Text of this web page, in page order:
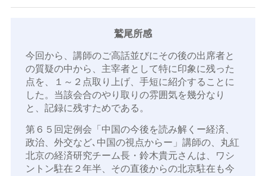
鷲尾所感
今回から、講師のご高話並びにその後の出席者と
の質疑の中から、主宰者として特に印象に残った
点を、１～２点取り上げ、手短に紹介することに
した。当該会合のやり取りの雰囲気を幾分なり
と、記録に残すためである。
第６５回定例会「中国の今後を読み解くー経済、
政治、外交など､中国の視点からー」講師の、丸紅
北京の経済研究チーム長・鈴木貴元さんは、ワシ
ントン駐在２年半、その直後からの北京駐在も今